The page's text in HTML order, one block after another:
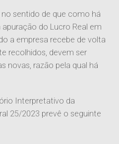
sentido de que como há
do Lucro Real em
a empresa recebe de volta
recolhidos, devem ser
novas, razão pela qual há
Interpretativo da
25/2023 prevê o seguinte